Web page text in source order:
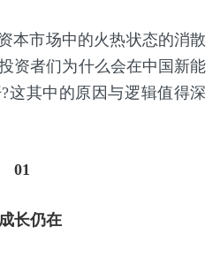
本市场中的火热状态的消散
资者们为什么会在中国新能
这其中的原因与逻辑值得深
01
长仍在